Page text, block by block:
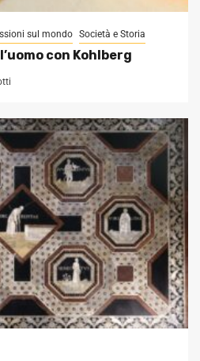
sul mondo Società e Storia
con Kohlberg